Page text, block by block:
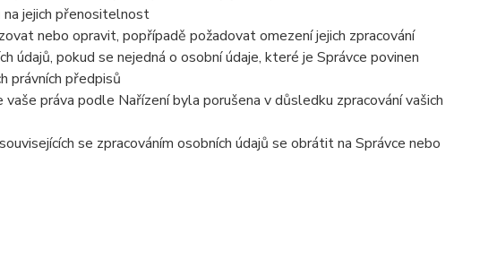
na jejich přenositelnost
nebo opravit, popřípadě požadovat omezení jejich zpracování
údajů, pokud se nejedná o osobní údaje, které je Správce povinen
právních předpisů
vaše práva podle Nařízení byla porušena v důsledku zpracování vašich
se zpracováním osobních údajů se obrátit na Správce nebo